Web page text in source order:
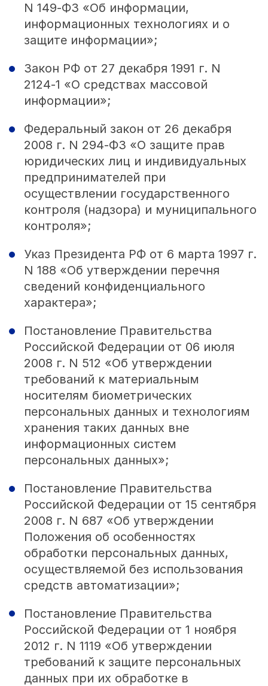
N 149‑ФЗ «Об информации,
информационных технологиях и о
защите информации»;
Закон РФ от 27 декабря 1991 г. N
2124‑1 «О средствах массовой
информации»;
Федеральный закон от 26 декабря
2008 г. N 294‑ФЗ «О защите прав
юридических лиц и индивидуальных
предпринимателей при
осуществлении государственного
контроля (надзора) и муниципального
контроля»;
Указ Президента РФ от 6 марта 1997 г.
N 188 «Об утверждении перечня
сведений конфиденциального
характера»;
Постановление Правительства
Российской Федерации от 06 июля
2008 г. N 512 «Об утверждении
требований к материальным
носителям биометрических
персональных данных и технологиям
хранения таких данных вне
информационных систем
персональных данных»;
Постановление Правительства
Российской Федерации от 15 сентября
2008 г. N 687 «Об утверждении
Положения об особенностях
обработки персональных данных,
осуществляемой без использования
средств автоматизации»;
Постановление Правительства
Российской Федерации от 1 ноября
2012 г. N 1119 «Об утверждении
требований к защите персональных
данных при их обработке в